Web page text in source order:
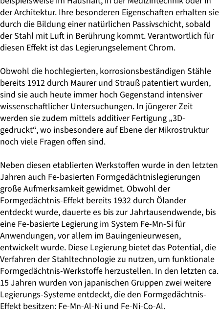
der Architektur. Ihre besonderen Eigenschaften erhalten sie
durch die Bildung einer natürlichen Passivschicht, sobald
der Stahl mit Luft in Berührung kommt. Verantwortlich für
diesen Effekt ist das Legierungselement Chrom.
Obwohl die hochlegierten, korrosionsbeständigen Stähle
bereits 1912 durch Maurer und Strauß patentiert wurden,
sind sie auch heute immer hoch Gegenstand intensiver
wissenschaftlicher Untersuchungen. In jüngerer Zeit
werden sie zudem mittels additiver Fertigung „3D-
gedruckt“, wo insbesondere auf Ebene der Mikrostruktur
noch viele Fragen offen sind.
Neben diesen etablierten Werkstoffen wurde in den letzten
Jahren auch Fe-basierten Formgedächtnislegierungen
große Aufmerksamkeit gewidmet. Obwohl der
Formgedächtnis-Effekt bereits 1932 durch Ölander
entdeckt wurde, dauerte es bis zur Jahrtausendwende, bis
eine Fe-basierte Legierung im System Fe-Mn-Si für
Anwendungen, vor allem im Bauingenieurwesen,
entwickelt wurde. Diese Legierung bietet das Potential, die
Verfahren der Stahltechnologie zu nutzen, um funktionale
Formgedächtnis-Werkstoffe herzustellen. In den letzten ca.
15 Jahren wurden von japanischen Gruppen zwei weitere
Legierungs-Systeme entdeckt, die den Formgedächtnis-
Effekt besitzen: Fe-Mn-Al-Ni und Fe-Ni-Co-Al.